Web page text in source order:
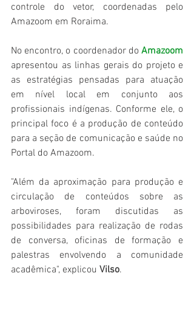
controle do vetor, coordenadas pelo
Amazoom em Roraima.
No encontro, o coordenador do Amazoom
apresentou as linhas gerais do projeto e
as estratégias pensadas para atuação
em nível local em conjunto aos
profissionais indígenas. Conforme ele, o
principal foco é a produção de conteúdo
para a seção de comunicação e saúde no
Portal do Amazoom.
"Além da aproximação para produção e
circulação de conteúdos sobre as
arboviroses, foram discutidas as
possibilidades para realização de rodas
de conversa, oficinas de formação e
palestras envolvendo a comunidade
acadêmica", explicou Vilso.